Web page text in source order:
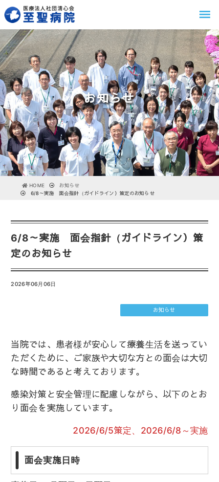
お知らせ
HOME
お知らせ
6/8～実施 面会指針（ガイドライン）策定のお知らせ
6/8～実施 面会指針（ガイドライン）策
定のお知らせ
2026年06月06日
お知らせ
当院では、患者様が安心して療養生活を送ってい
ただくために、ご家族や大切な方との面会は大切
な時間であると考えております。
感染対策と安全管理に配慮しながら、以下のとお
り面会を実施しています。
2026/6/5策定、2026/6/8～実施
面会実施日時